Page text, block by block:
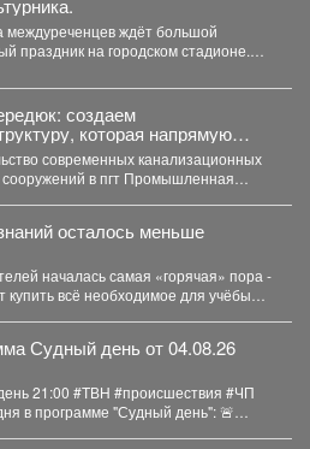
междуреченцев ждёт большой
праздник на городском стадионе.
создаем
которая напрямую
качество жизни людей
современных канализационных
в пгт Промышленная
осталось меньше
началась самая «горячая» пора -
купить всё необходимое для учёбы
Судный день от 04.08.26
21:00 #ТВН #происшествия #ЧП